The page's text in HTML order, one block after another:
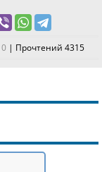
0 | Прочтений 4315